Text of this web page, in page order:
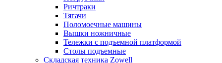
Ричтраки
Тягачи
Поломоечные машины
Вышки ножничные
Тележки с подъемной платформой
Столы подъемные
Складская техника Zowell